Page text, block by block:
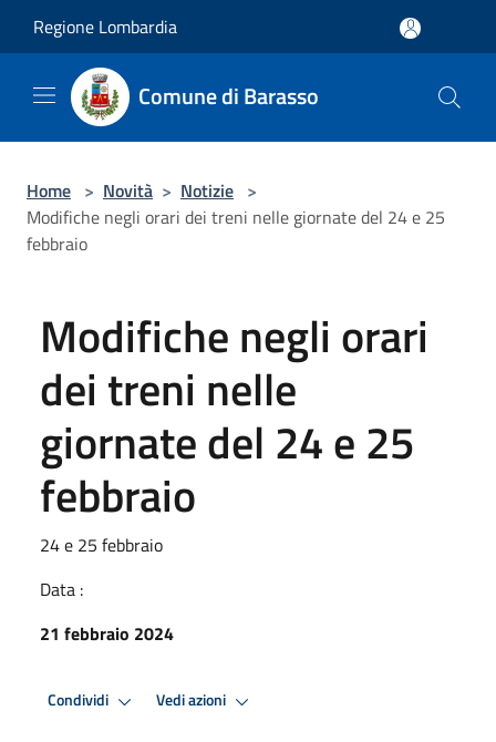
Regione Lombardia
Comune di Barasso
Home > Novità > Notizie >
Modifiche negli orari dei treni nelle giornate del 24 e 25
febbraio
Modifiche negli orari
dei treni nelle
giornate del 24 e 25
febbraio
24 e 25 febbraio
Data :
21 febbraio 2024
Condividi Vedi azioni